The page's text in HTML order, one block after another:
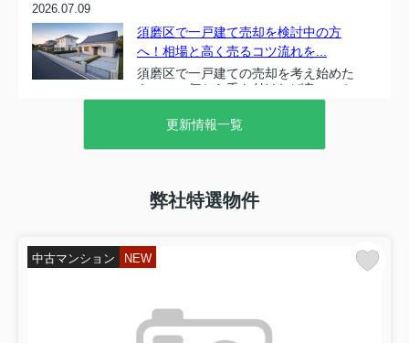
2026.07.09
須磨区で一戸建て売却を検討中の方
へ！相場と高く売るコツ流れを...
須磨区で一戸建ての売却を考え始めた
ものの、何から手を付ければ良いのか
分からないと感じていませんか。エリ
ア特有のニーズや価格相場、売却の流
れや税金のことまで、調べるほど疑問
が増えてしまう方も多いはずです...
妙法寺駅周辺で賃貸を探したいが、家
賃相場が自分の予算に合うのか不安に
ま部屋探しを進めると、後から条件を
妥協したり、生活費がきゅうくつ...
更新情報一覧
弊社特選物件
中古マンション NEW